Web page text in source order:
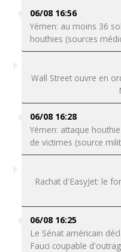
06/08 16:56
Yémen: au moins 36
houthies (sources
Wall Street ouvre en
06/08 16:28
Yémen: attaque
de victimes (source
Rachat d'EasyJet: le
06/08 16:25
Le Sénat américain
Fauci coupable